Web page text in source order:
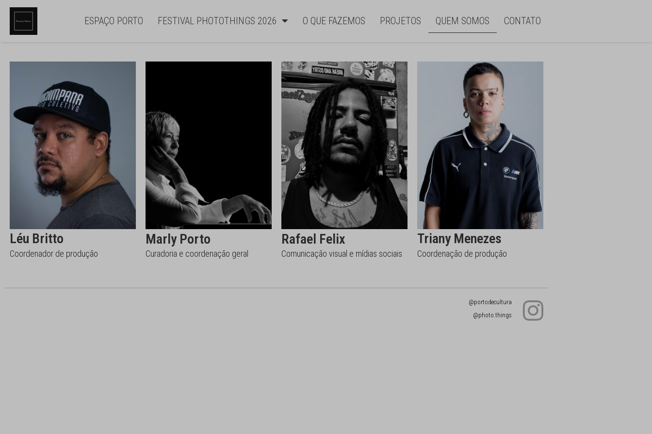
ESPAÇO PORTO FESTIVAL PHOTOTHINGS 2026 O QUE FAZEMOS PROJETOS QUEM SOMOS CONTATO
Léu Britto
Coordenador de produção
Marly Porto
Curadoria e coordenação geral
Rafael Felix
Comunicação visual e mídias sociais
Triany Menezes
Coordenação de produção
@portodecultura
@photo.things